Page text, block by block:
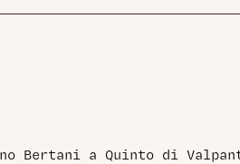
Bertani a Quinto di